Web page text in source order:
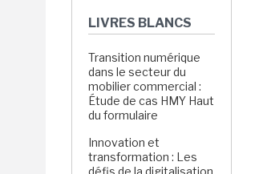
LIVRES BLANCS
Transition numérique
dans le secteur du
mobilier commercial :
Étude de cas HMY Haut
du formulaire
Innovation et
transformation : Les
défis de la digitalisation